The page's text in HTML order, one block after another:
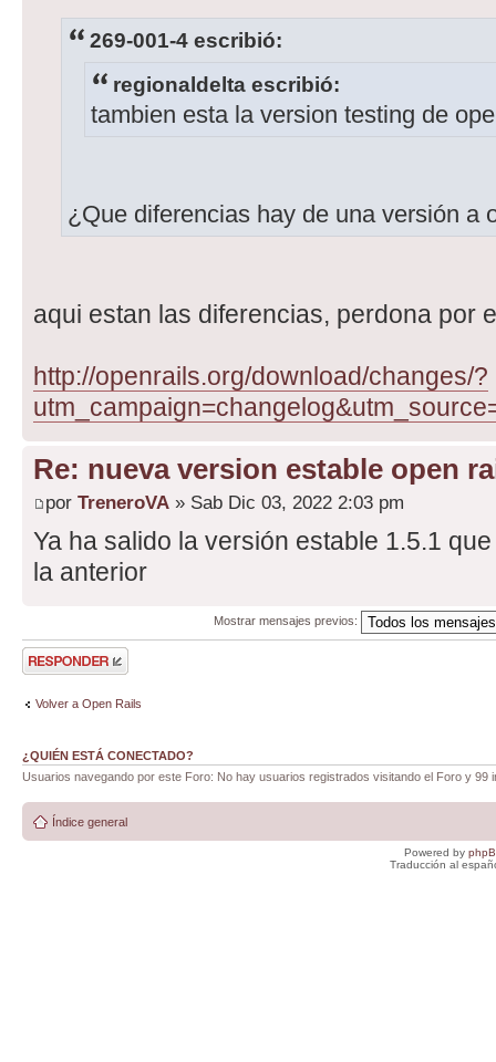
269-001-4 escribió:
regionaldelta escribió:
tambien esta la version testing de
¿Que diferencias hay de una versión a
aqui estan las diferencias, perdona por
http://openrails.org/download/changes/?
Re: nueva version estable open
por TreneroVA » Sab Dic 03, 2022 2:03 pm
Ya ha salido la versión estable 1.5.1
la anterior
Mostrar mensajes previos:
Publicar una
respuesta
Volver a Open Rails
¿QUIÉN ESTÁ CONECTADO?
Usuarios navegando por este Foro: No hay usuarios registrados visitando el Foro y 99
Índice general
Powered by
Traducción al